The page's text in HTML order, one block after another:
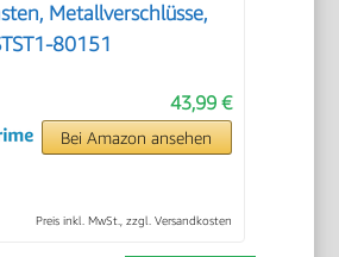
Metallverschlüsse,
80151
43,99 €
Bei Amazon ansehen
Preis inkl. MwSt., zzgl. Versandkosten